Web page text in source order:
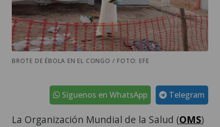
BROTE DE ÉBOLA EN EL CONGO / FOTO: EFE
Telegram
Síguenos en WhatsApp
La Organización Mundial de la Salud (OMS)